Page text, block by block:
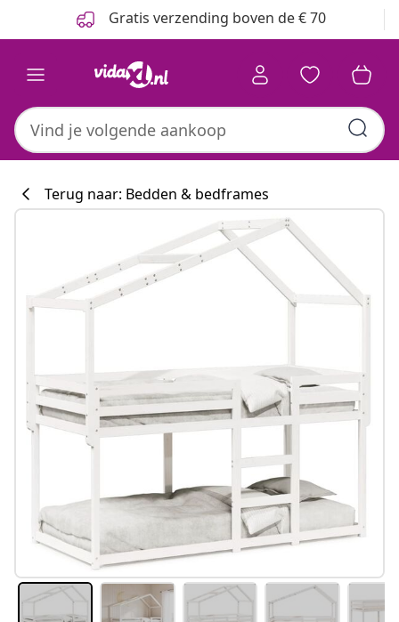
Gratis verzending boven de € 70
Terug naar: Bedden & bedframes